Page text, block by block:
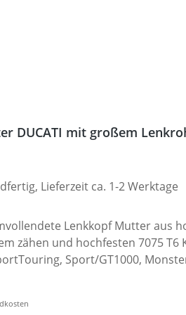
DUCATI mit großem
Lieferzeit ca. 1-2 Werktage
Lenkkopf Mutter aus
7075 T6 Konstruktionsaluminium. Lieferbar in diversen
Sport/GT1000, Monster ab
und Diavel. · Gefertigt
· DUCATI 1098 2007 - 2008 ·
- 2010 · DUCATI 1198SP 2011 -